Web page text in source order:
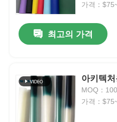
가격：
최고의 가격
아키텍
MOQ：
가격：